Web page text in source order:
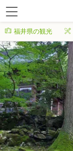
福井県の観光